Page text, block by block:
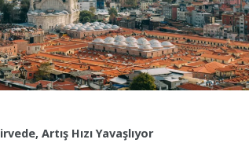
Artış Hızı Yavaşlıyor